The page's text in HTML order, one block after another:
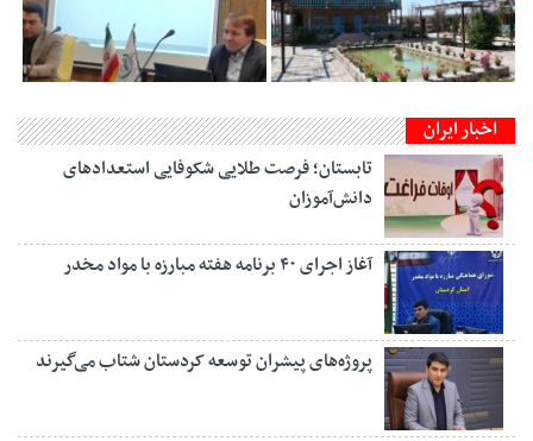
اخبار ایران
تابستان؛ فرصت طلایی شکوفایی استعدادهای
دانش‌آموزان
آغاز اجرای ۴۰ برنامه هفته مبارزه با مواد مخدر
پروژه‌های پیشران توسعه کردستان شتاب می‌گیرند